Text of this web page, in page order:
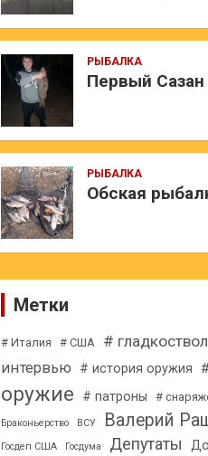
РЫБАЛКА
Первый Сазан
РЫБАЛКА
Обская
Метки
# Италия # США #
интервью
# история оружия
оружие
# патроны #
Браконьерство ВСУ Валерий
Госдеп США
Госдума Депутаты